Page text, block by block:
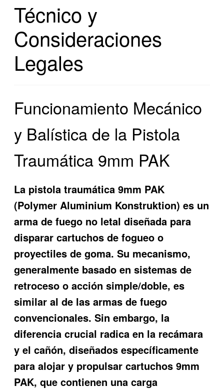
Técnico y
Consideraciones
Legales
Funcionamiento Mecánico
y Balística de la Pistola
Traumática 9mm PAK
La pistola traumática 9mm PAK
(Polymer Aluminium Konstruktion) es un
arma de fuego no letal diseñada para
disparar cartuchos de fogueo o
proyectiles de goma. Su mecanismo,
generalmente basado en sistemas de
retroceso o acción simple/doble, es
similar al de las armas de fuego
convencionales. Sin embargo, la
diferencia crucial radica en la recámara
y el cañón, diseñados específicamente
para alojar y propulsar cartuchos 9mm
PAK, que contienen una carga